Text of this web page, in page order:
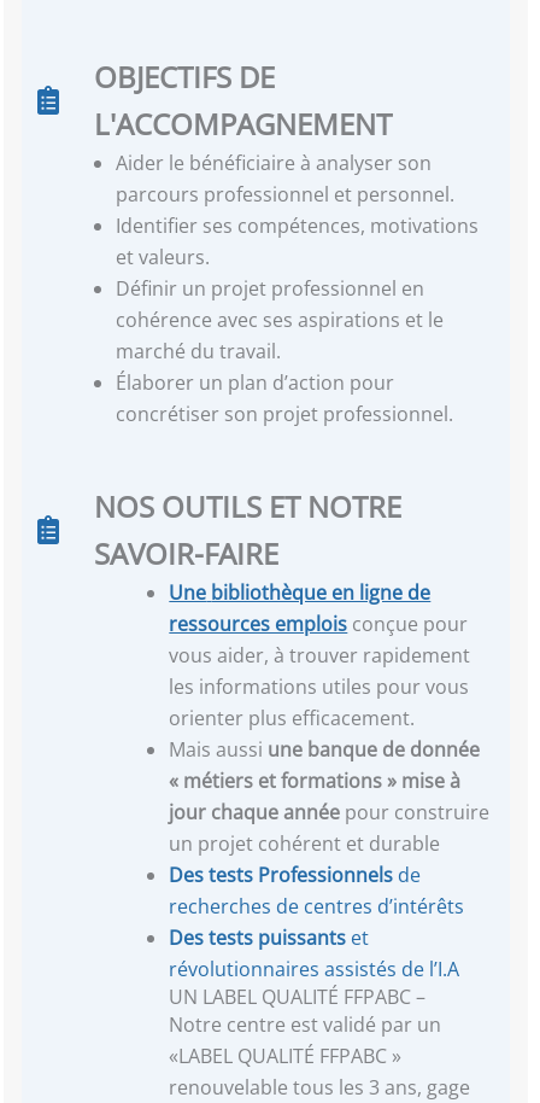
OBJECTIFS DE
L'ACCOMPAGNEMENT
Aider le bénéficiaire à analyser son
parcours professionnel et personnel.
Identifier ses compétences, motivations
et valeurs.
Définir un projet professionnel en
cohérence avec ses aspirations et le
marché du travail.
Élaborer un plan d’action pour
concrétiser son projet professionnel.
NOS OUTILS ET NOTRE
SAVOIR-FAIRE
Une bibliothèque en ligne de
ressources emplois conçue pour
vous aider, à trouver rapidement
les informations utiles pour vous
orienter plus efficacement.
Mais aussi une banque de donnée
« métiers et formations » mise à
jour chaque année pour construire
un projet cohérent et durable
Des tests Professionnels de
recherches de centres d’intérêts
Des tests puissants et
révolutionnaires assistés de l’I.A
UN LABEL QUALITÉ FFPABC –
Notre centre est validé par un
«LABEL QUALITÉ FFPABC »
renouvelable tous les 3 ans, gage